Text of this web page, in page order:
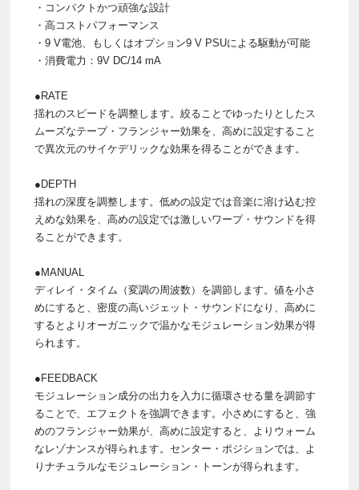
・コンパクトかつ頑強な設計
・高コストパフォーマンス
・9 V電池、もしくはオプション9 V PSUによる駆動が可能
・消費電力：9V DC/14 mA
●RATE
揺れのスピードを調整します。絞ることでゆったりとしたス
ムーズなテープ・フランジャー効果を、高めに設定すること
で異次元のサイケデリックな効果を得ることができます。
●DEPTH
揺れの深度を調整します。低めの設定では音楽に溶け込む控
えめな効果を、高めの設定では激しいワープ・サウンドを得
ることができます。
●MANUAL
ディレイ・タイム（変調の周波数）を調節します。値を小さ
めにすると、密度の高いジェット・サウンドになり、高めに
するとよりオーガニックで温かなモジュレーション効果が得
られます。
●FEEDBACK
モジュレーション成分の出力を入力に循環させる量を調節す
ることで、エフェクトを強調できます。小さめにすると、強
めのフランジャー効果が、高めに設定すると、よりウォーム
なレゾナンスが得られます。センター・ポジションでは、よ
りナチュラルなモジュレーション・トーンが得られます。